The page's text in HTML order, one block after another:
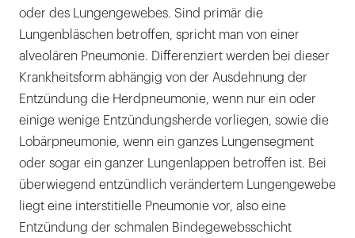
oder des Lungengewebes. Sind primär die
Lungenbläschen betroffen, spricht man von einer
alveolären Pneumonie. Differenziert werden bei dieser
Krankheitsform abhängig von der Ausdehnung der
Entzündung die Herdpneumonie, wenn nur ein oder
einige wenige Entzündungsherde vorliegen, sowie die
Lobärpneumonie, wenn ein ganzes Lungensegment
oder sogar ein ganzer Lungenlappen betroffen ist. Bei
überwiegend entzündlich verändertem Lungengewebe
liegt eine interstitielle Pneumonie vor, also eine
Entzündung der schmalen Bindegewebsschicht